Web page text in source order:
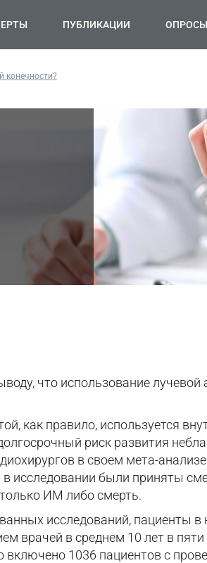
ПУБЛИКАЦИИ ОПРОСЫ
конечности?
что использование лучевой
как правило, используется
риск развития
в своем мета-
исследовании были приняты
ИМ либо смерть.
исследований, пациенты
врачей в среднем 10 лет в
1036 пациентов с